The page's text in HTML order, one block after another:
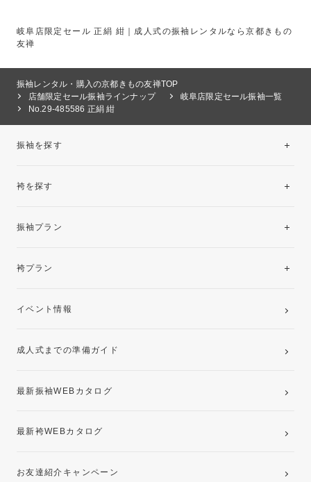
岐阜店限定セール 正絹 紺｜成人式の振袖レンタルなら京都きもの
友禅
振袖レンタル・購入の京都きもの友禅TOP
店舗限定セール振袖ラインナップ
岐阜店限定セール振袖一覧
No.29-485586 正絹 紺
振袖を探す
袴を探す
振袖プラン
レンタルプラン
袴プラン
卒業袴レンタルプラン
イベント情報
成人式までの準備ガイド
最新振袖WEBカタログ
最新袴WEBカタログ
お友達紹介キャンペーン